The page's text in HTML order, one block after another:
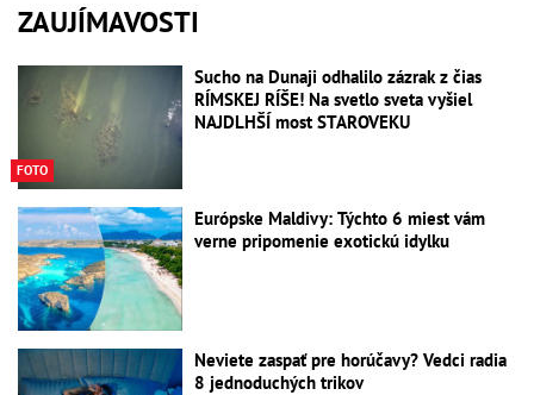
ZAUJÍMAVOSTI
FOTO
Sucho na Dunaji odhalilo zázrak z čias
RÍMSKEJ RÍŠE! Na svetlo sveta vyšiel
NAJDLHŠÍ most STAROVEKU
Európske Maldivy: Týchto 6 miest vám
verne pripomenie exotickú idylku
Neviete zaspať pre horúčavy? Vedci radia
8 jednoduchých trikov